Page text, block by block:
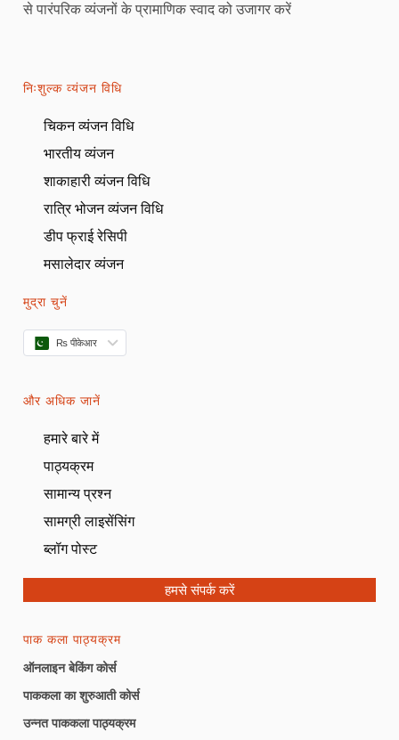
से पारंपरिक व्यंजनों के प्रामाणिक स्वाद को उजागर करें
निःशुल्क व्यंजन विधि
चिकन व्यंजन विधि
भारतीय व्यंजन
शाकाहारी व्यंजन विधि
रात्रि भोजन व्यंजन विधि
डीप फ्राई रेसिपी
मसालेदार व्यंजन
मुद्रा चुनें
₨ पीकेआर
और अधिक जानें
हमारे बारे में
पाठ्यक्रम
सामान्य प्रश्न
सामग्री लाइसेंसिंग
ब्लॉग पोस्ट
हमसे संपर्क करें
पाक कला पाठ्यक्रम
ऑनलाइन बेकिंग कोर्स
पाककला का शुरुआती कोर्स
उन्नत पाककला पाठ्यक्रम